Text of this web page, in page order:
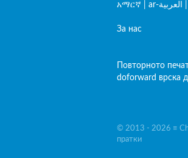
አማርኛ
ar-العربية
За нас
Повторното
doforward врска
© 2013 - 2026 ≡
пратки